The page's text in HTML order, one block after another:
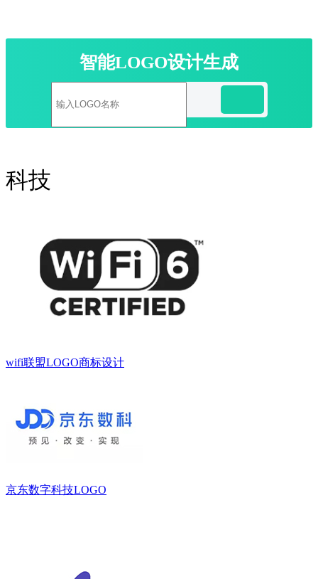
智能LOGO设计生成
科技
wifi联盟LOGO商标设计
京东数字科技LOGO